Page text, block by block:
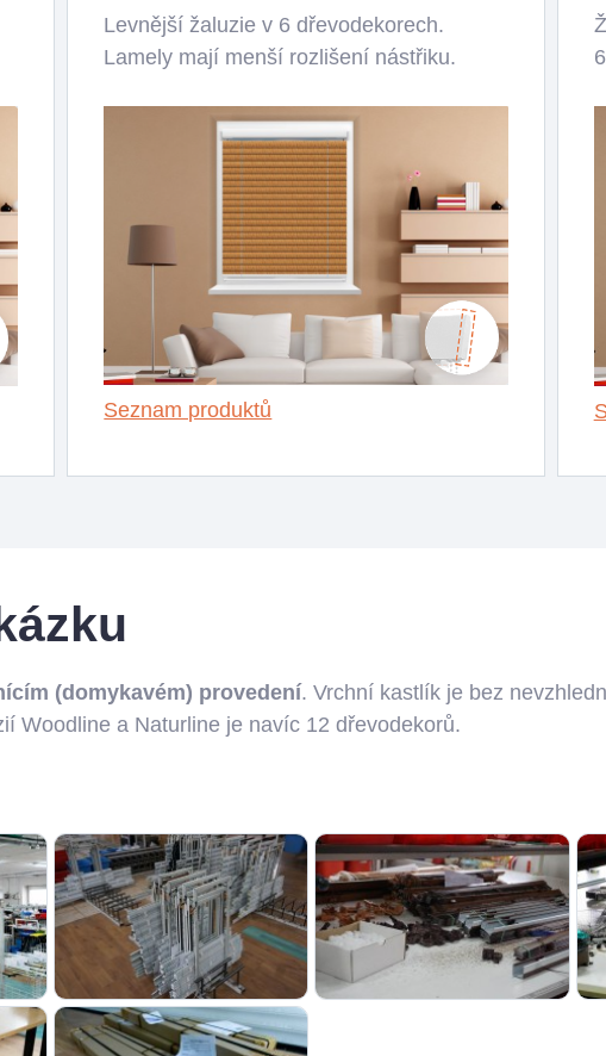
Levnější žaluzie v 6 dřevodekorech.
Lamely mají menší rozlišení nástřiku.
Seznam produktů
(domykavém) provedení. Vrchní kastlík je bez
Woodline a Naturline je navíc 12 dřevodekorů.